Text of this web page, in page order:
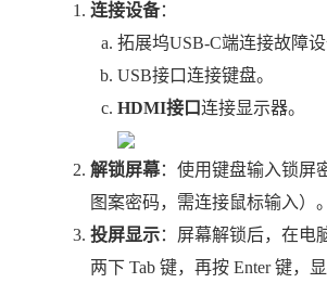
连接设备：
拓展坞USB-C端连接故障设
USB接口连接键盘。
HDMI接口连接显示器。
解锁屏幕：使用键盘输入锁屏
图案密码，需连接鼠标输入）。
投屏显示：屏幕解锁后，在电
两下 Tab 键，再按 Enter 键，